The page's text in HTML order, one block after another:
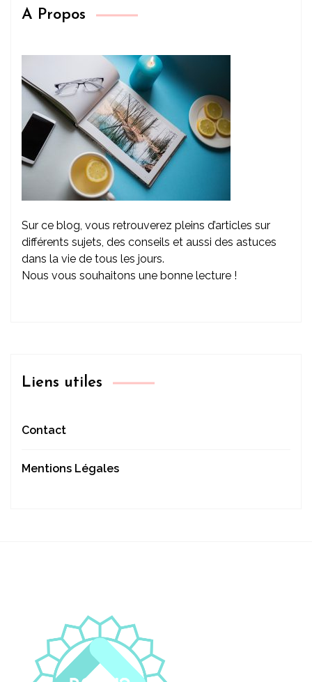
A Propos
Sur ce blog, vous retrouverez pleins d’articles sur
différents sujets, des conseils et aussi des astuces
dans la vie de tous les jours.
Nous vous souhaitons une bonne lecture !
Liens utiles
Contact
Mentions Légales